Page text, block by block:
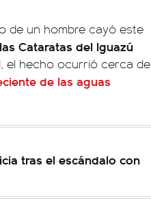
de un hombre cayó este
Cataratas del Iguazú
el hecho ocurrió cerca de
de las aguas
tras el escándalo con